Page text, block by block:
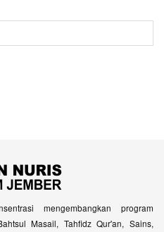
mengembangkan program
Masail, Tahfidz Qur'an, Sains,